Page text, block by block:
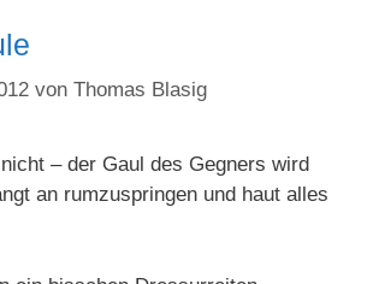
von Thomas Blasig
– der Gaul des Gegners wird
an rumzuspringen und haut alles